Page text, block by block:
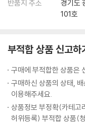
반품지 주소
경기도
101호
부적합 상품 신고하
구매에 부적합한 상품은
구매하신 상품의 상태,
이용해주세요.
상품정보 부정확(카테
허위등록) 부적합 상품(